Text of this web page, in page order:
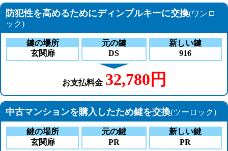
防犯性を高めるためにディンプルキーに交換(ワンロ
ック)
鍵の場所
玄関扉
元の鍵
DS
新しい鍵
916
お支払料金 32,780円
中古マンションを購入したため鍵を交換(ツーロック)
鍵の場所
玄関扉
元の鍵
PR
新しい鍵
PR